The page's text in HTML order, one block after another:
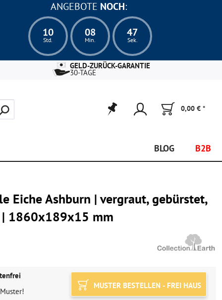
ANGEBOTE NOCH:
10
Std.
08
Min.
46
Sek.
GELD-ZURÜCK-GARANTIE
30-TAGE
0,00 € *
BLOG B2B
Eiche Ashburn | vergraut, gebürstet,
1860x189x15 mm
MUSTER BESTELLEN - FREI HAUS